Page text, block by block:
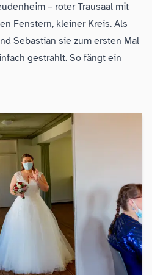
– roter Trausaal mit
Fenstern, kleiner Kreis. Als
Sebastian sie zum ersten Mal
gestrahlt. So fängt ein